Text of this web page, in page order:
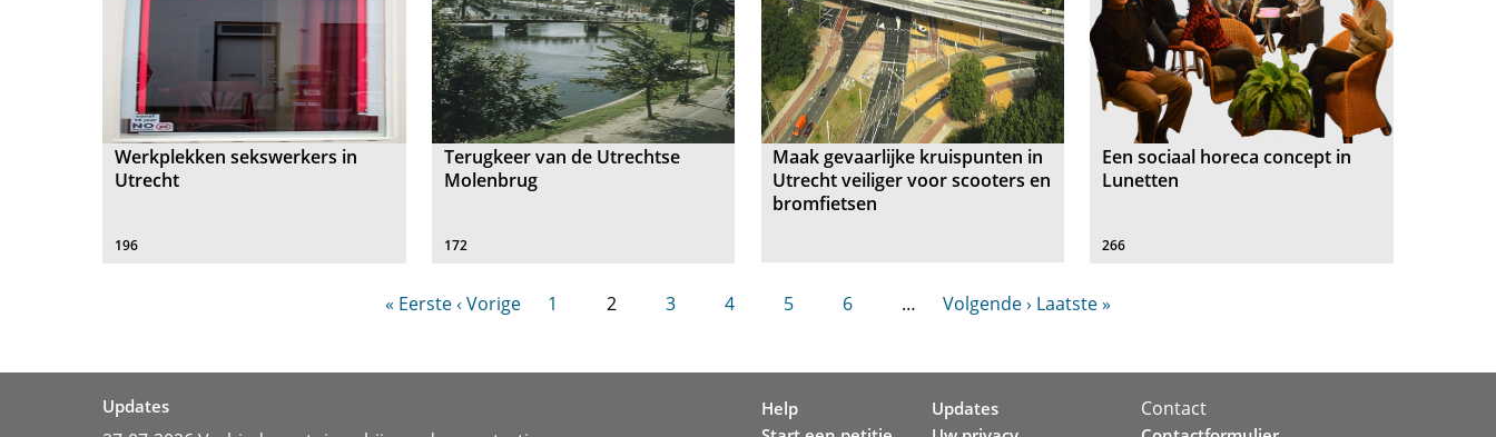
Werkplekken sekswerkers in
Utrecht
196
Terugkeer van de Utrechtse
Molenbrug
172
Maak gevaarlijke kruispunten in
Utrecht veiliger voor scooters en
bromfietsen
Een sociaal horeca concept in
Lunetten
266
« Eerste‹ Vorige 1 2 3 4 5 6 … Volgende › Laatste »
Updates
Help
Updates
Contact